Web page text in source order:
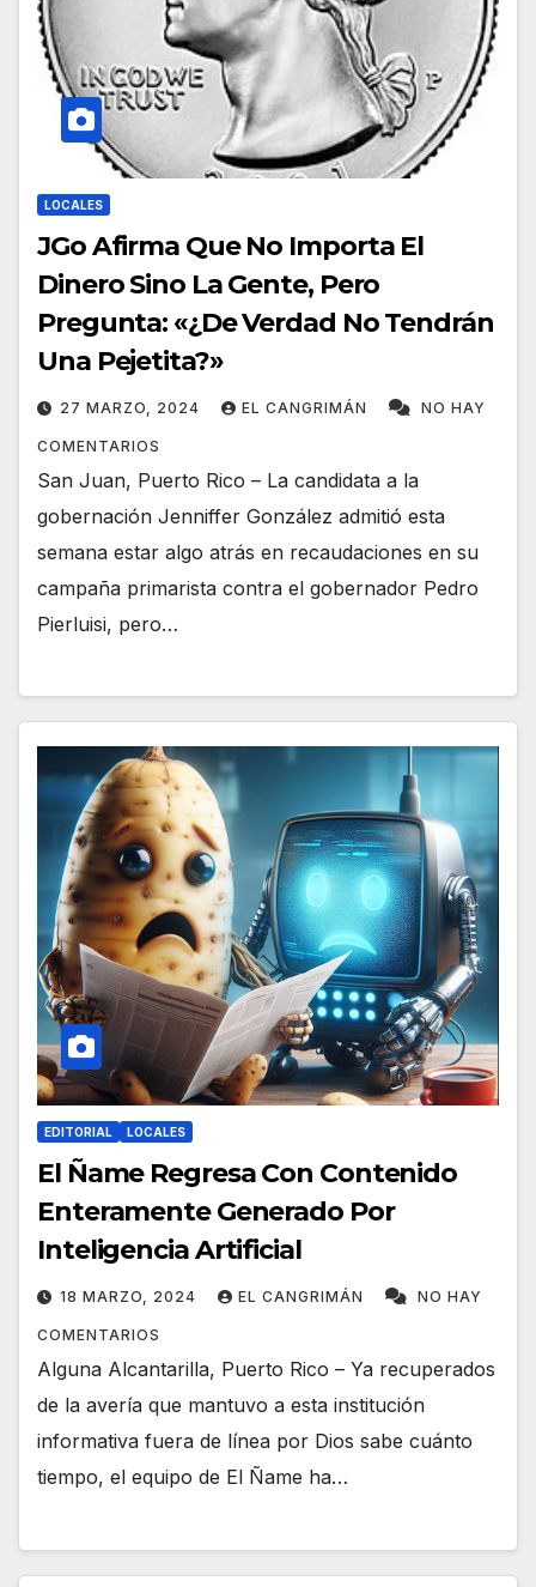
LOCALES
JGo Afirma Que No Importa El
Dinero Sino La Gente, Pero
Pregunta: «¿De Verdad No Tendrán
Una Pejetita?»
27 MARZO, 2024 EL CANGRIMÁN NO HAY
COMENTARIOS
San Juan, Puerto Rico – La candidata a la
gobernación Jenniffer González admitió esta
semana estar algo atrás en recaudaciones en su
campaña primarista contra el gobernador Pedro
Pierluisi, pero…
EDITORIAL LOCALES
El Ñame Regresa Con Contenido
Enteramente Generado Por
Inteligencia Artificial
18 MARZO, 2024 EL CANGRIMÁN NO HAY
COMENTARIOS
Alguna Alcantarilla, Puerto Rico – Ya recuperados
de la avería que mantuvo a esta institución
informativa fuera de línea por Dios sabe cuánto
tiempo, el equipo de El Ñame ha…